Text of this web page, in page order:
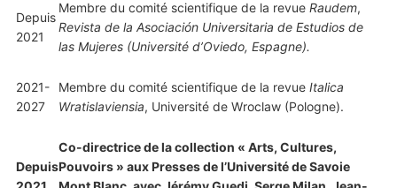
Depuis
2021
Membre du comité scientifique de la revue Raudem,
Revista de la Asociación Universitaria de Estudios de
las Mujeres (Université d’Oviedo, Espagne).
2021-
2027
Membre du comité scientifique de la revue Italica
Wratislaviensia, Université de Wroclaw (Pologne).
Depuis
Co-directrice de la collection « Arts, Cultures,
Pouvoirs » aux Presses de l’Université de Savoie